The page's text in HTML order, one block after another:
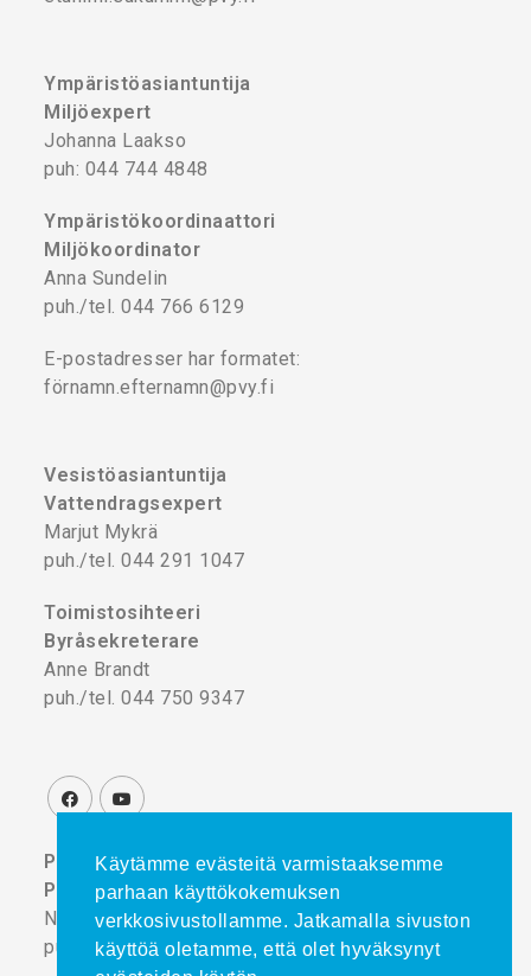
Ympäristöasiantuntija
Miljöexpert
Johanna Laakso
puh: 044 744 4848
Ympäristökoordinaattori
Miljökoordinator
Anna Sundelin
puh./tel. 044 766 6129
E-postadresser har formatet:
förnamn.efternamn@pvy.fi
Vesistöasiantuntija
Vattendragsexpert
Marjut Mykrä
puh./tel. 044 291 1047
Toimistosihteeri
Byråsekreterare
Anne Brandt
puh./tel. 044 750 9347
Projektikoordinaattori
Projektkoordinator
Noora Turtinen
puh./tel. 044 777 8839
Käytämme evästeitä varmistaaksemme
parhaan käyttökokemuksen
verkkosivustollamme. Jatkamalla sivuston
käyttöä oletamme, että olet hyväksynyt